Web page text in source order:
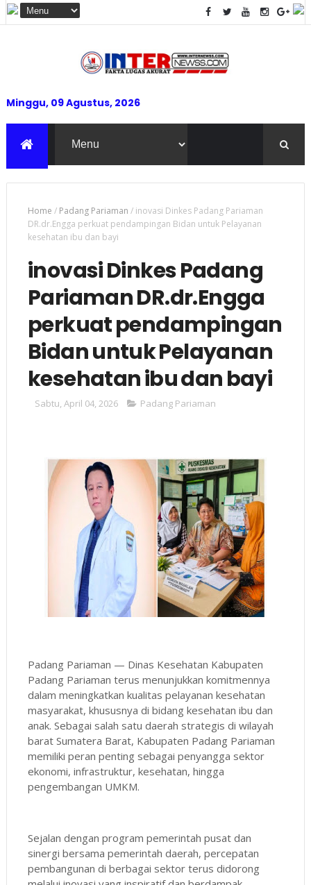
Minggu, 09 Agustus, 2026
Home / Padang Pariaman / inovasi Dinkes Padang Pariaman
DR.dr.Engga perkuat pendampingan Bidan untuk Pelayanan
kesehatan ibu dan bayi
inovasi Dinkes Padang
Pariaman DR.dr.Engga
perkuat pendampingan
Bidan untuk Pelayanan
kesehatan ibu dan bayi
Sabtu, April 04, 2026 Padang Pariaman
Padang Pariaman — Dinas Kesehatan Kabupaten
Padang Pariaman terus menunjukkan komitmennya
dalam meningkatkan kualitas pelayanan kesehatan
masyarakat, khususnya di bidang kesehatan ibu dan
anak. Sebagai salah satu daerah strategis di wilayah
barat Sumatera Barat, Kabupaten Padang Pariaman
memiliki peran penting sebagai penyangga sektor
ekonomi, infrastruktur, kesehatan, hingga
pengembangan UMKM.
Sejalan dengan program pemerintah pusat dan
sinergi bersama pemerintah daerah, percepatan
pembangunan di berbagai sektor terus didorong